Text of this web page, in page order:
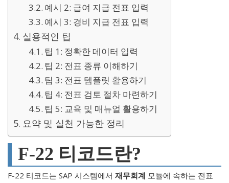
예시 2: 급여 지급 전표 입력
예시 3: 경비 지급 전표 입력
실용적인 팁
팁 1: 정확한 데이터 입력
팁 2: 전표 종류 이해하기
팁 3: 전표 템플릿 활용하기
팁 4: 전표 검토 절차 마련하기
팁 5: 교육 및 매뉴얼 활용하기
요약 및 실천 가능한 정리
F-22 티코드란?
F-22 티코드는 SAP 시스템에서 재무회계 모듈에 속하는 전표